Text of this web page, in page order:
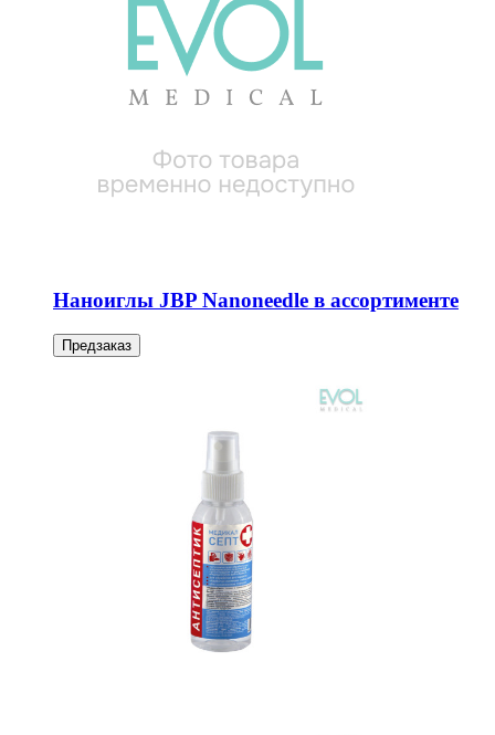
Наноиглы JBP Nanoneedle в ассортименте
Предзаказ